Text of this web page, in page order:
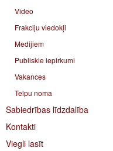
Video
Frakciju viedokļi
Medijiem
Publiskie iepirkumi
Vakances
Telpu noma
Sabiedrības līdzdalība
Kontakti
Viegli lasīt